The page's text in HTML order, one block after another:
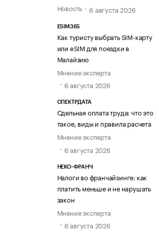
Новость
6 августа 2026
ESIM365
Как туристу выбрать SIM-карту
или eSIM для поездки в
Малайзию
Мнение эксперта
6 августа 2026
СПЕКТРДАТА
Сдельная оплата труда: что это
такое, виды и правила расчета
Мнение эксперта
6 августа 2026
НЕКО-ФРАНЧ
Налоги во франчайзинге: как
платить меньше и не нарушать
закон
Мнение эксперта
6 августа 2026